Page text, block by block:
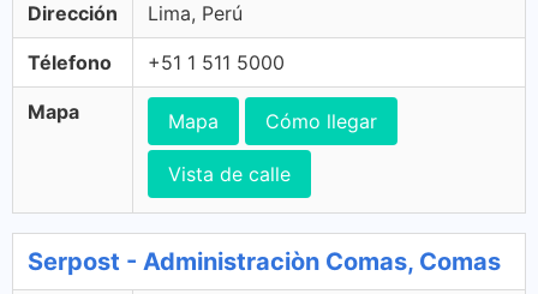
Dirección Lima, Perú
Télefono +51 1 511 5000
Mapa Mapa Cómo llegar
Vista de calle
Serpost - Administraciòn Comas, Comas